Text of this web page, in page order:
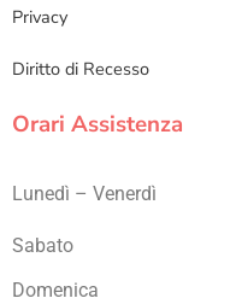
Privacy
Diritto di Recesso
Orari Assistenza
Lunedì – Venerdì
Sabato
Domenica